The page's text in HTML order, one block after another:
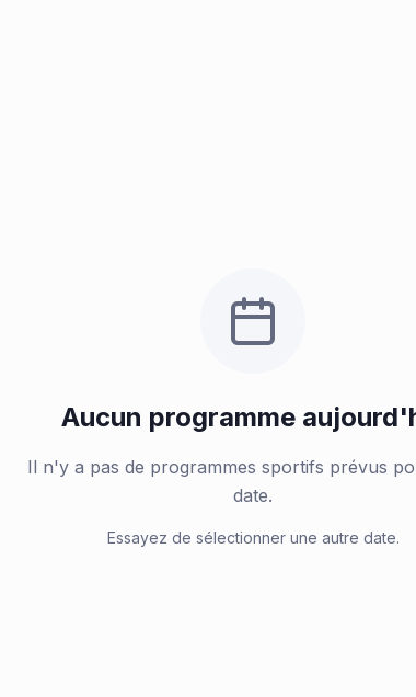
Aucun programme
Il n'y a pas de programmes sportifs prévus
date.
Essayez de sélectionner une autre date.